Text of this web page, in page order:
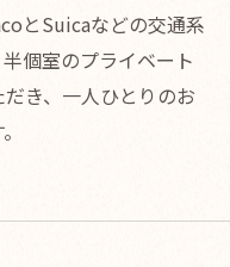
とSuicaなどの交通系
個室のプライベート
き、一人ひとりのお